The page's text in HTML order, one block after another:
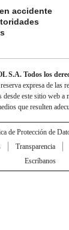
accidente
S.A. Todos los
expresa de las
desde este sitio web a
que resulten
de Protección de
Transparencia
Escríbanos